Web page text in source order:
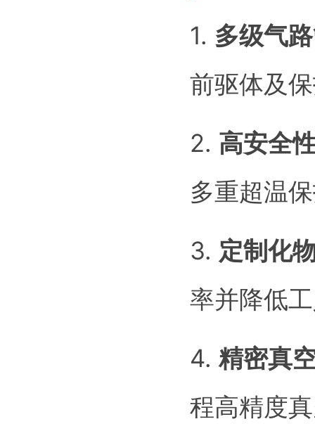
1. 多级气
前驱体及
2. 高安全
多重超温
3. 定制化
率并降低
4. 精密真
程高精度